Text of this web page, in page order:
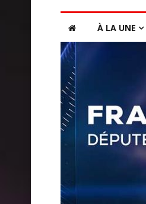
À LA UNE